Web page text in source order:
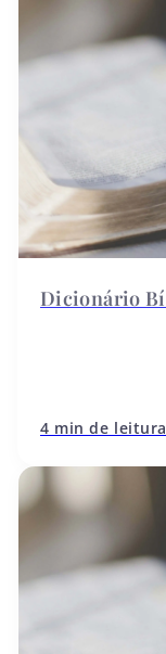
4 min de leitura